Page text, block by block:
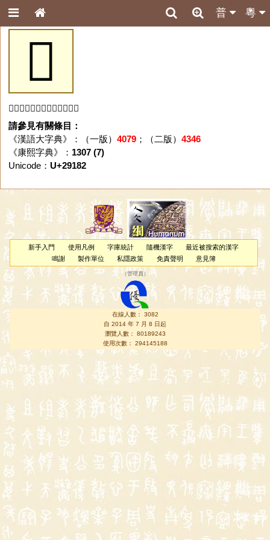
粵
普
𩆂
「𩆂」字未收錄於本資料庫。
請參見有關條目：
《漢語大字典》：（一版） 4079；（二版） 4346
《康熙字典》： 1307 (7)
Unicode： U+29182
新手入門 使用凡例 字庫統計 隨機漢字
最近被搜索的漢字
鳴謝
製作單位 私隱政策 免責聲明 意見簿
（管理員 ）
在線人數： 3082
自 2014 年 7 月 8 日起
瀏覽人數： 80189243
使用次數： 294145188